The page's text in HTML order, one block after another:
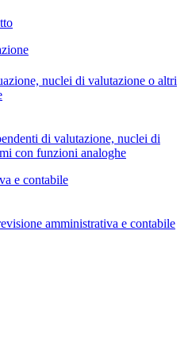
nuclei di valutazione o altri
di valutazione, nuclei di
con funzioni analoghe
e contabile
amministrativa e contabile